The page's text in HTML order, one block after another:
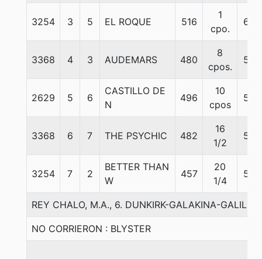
3254 3 5 EL ROQUE 516
1
cpo.
60
3368 4 3 AUDEMARS 480
8
cpos.
59
2629 5 6
CASTILLO DE
N
496
10
cpos
52
3368 6 7 THE PSYCHIC 482
16
1/2
56
3254 7 2
BETTER THAN
W
457
20
1/4
58
REY CHALO, M.A., 6. DUNKIRK-GALAKINA-GALILEO
NO CORRIERON : BLYSTER